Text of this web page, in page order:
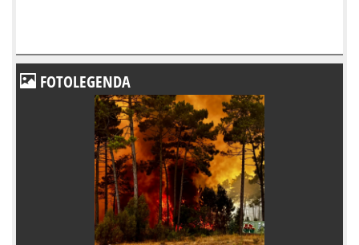
FOTOLEGENDA